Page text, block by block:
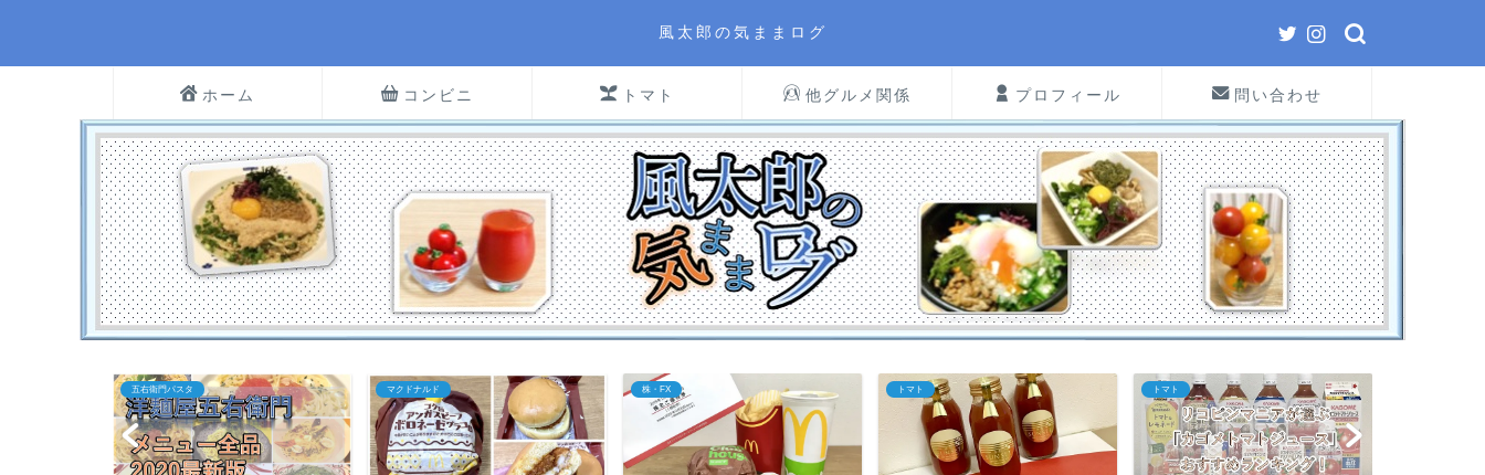
風太郎の気ままログ
ホーム コンビニ トマト 他グルメ関係 プロフィール 問い合わせ
マクドナルド 株・FX トマト トマト トマト